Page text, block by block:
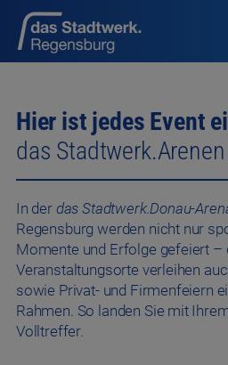
Hier ist jedes Event
das Stadtwerk.Arenen
In der das Stadtwerk.Donau-
Regensburg werden nicht nur
Momente und Erfolge gefeiert –
Veranstaltungsorte verleihen
sowie Privat- und Firmenfeiern
Rahmen. So landen Sie mit
Volltreffer.